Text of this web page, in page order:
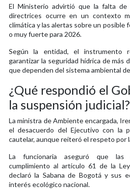
El Ministerio advirtió que la falta de
directrices ocurre en un contexto
climática y las alertas sobre un posible
o muy fuerte para 2026.
Según la entidad, el instrumento
garantizar la seguridad hídrica de más
que dependen del sistema ambiental
¿Qué respondió el
la suspensión judicial?
La ministra de Ambiente encargada,
el desacuerdo del Ejecutivo con la
cautelar, aunque reiteró el respeto por
La funcionaria aseguró que las
cumplimiento al artículo 61 de la
declaró la Sabana de Bogotá y sus
interés ecológico nacional.